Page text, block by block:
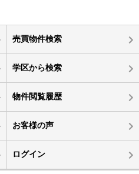
売買物件検索
学区から検索
物件閲覧履歴
お客様の声
ログイン